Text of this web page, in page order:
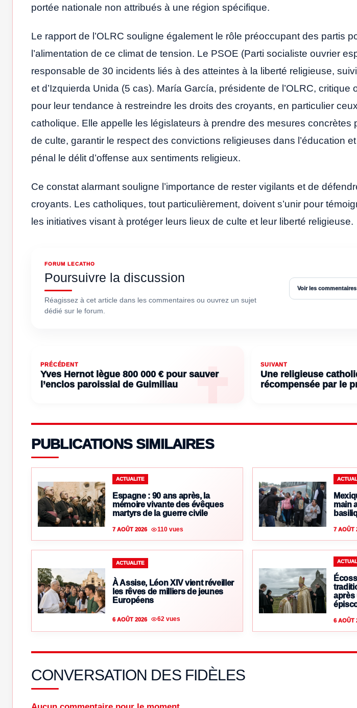
portée nationale non attribués à une région spécifique.
Le rapport de l’OLRC souligne également le rôle préoccupant des partis
l’alimentation de ce climat de tension. Le PSOE (Parti socialiste ouvrier
responsable de 30 incidents liés à des atteintes à la liberté religieuse,
et d’Izquierda Unida (5 cas). María García, présidente de l’OLRC, critique
pour leur tendance à restreindre les droits des croyants, en particulier
catholique. Elle appelle les législateurs à prendre des mesures concrètes
de culte, garantir le respect des convictions religieuses dans l’éducation
pénal le délit d’offense aux sentiments religieux.
Ce constat alarmant souligne l’importance de rester vigilants et de
croyants. Les catholiques, tout particulièrement, doivent s’unir pour
les initiatives visant à protéger leurs lieux de culte et leur liberté religieuse.
FORUM LECATHO
Poursuivre la discussion
Réagissez à cet article dans les commentaires ou ouvrez un sujet
dédié sur le forum.
Voir les commentaires
PRÉCÉDENT
Yves Hernot lègue 800 000 € pour sauver
l’enclos paroissial de Guimiliau
SUIVANT
Une religieuse
récompensée par le
PUBLICATIONS SIMILAIRES
ACTUALITE
Espagne : 90 ans après, la
mémoire vivante des évêques
martyrs de la guerre civile
7 AOÛT 2026 110 vues
main
7 AOÛT
ACTUALITE
À Assise, Léon XIV vient réveiller
les rêves de milliers de jeunes
Européens
6 AOÛT 2026 62 vues
après
6 AOÛT
CONVERSATION DES FIDÈLES